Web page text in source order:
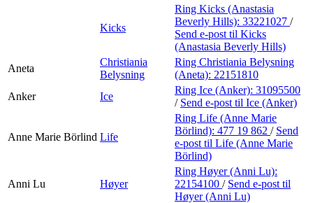
Kicks
Ring Kicks (Anastasia
Beverly Hills): 33221027 /
Send e-post til Kicks
(Anastasia Beverly Hills)
Aneta
Christiania
Belysning
Ring Christiania Belysning
(Aneta): 22151810
Anker
Ice
Ring Ice (Anker): 31095500
/ Send e-post til Ice (Anker)
Anne Marie Börlind Life
Ring Life (Anne Marie
Börlind): 477 19 862 / Send
e-post til Life (Anne Marie
Börlind)
Anni Lu Høyer
Ring Høyer (Anni Lu):
22154100 / Send e-post til
Høyer (Anni Lu)